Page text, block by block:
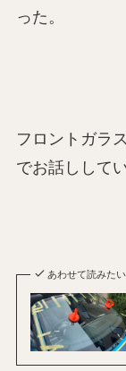
った。
フロントガラ
でお話しして
あわせて読みたい